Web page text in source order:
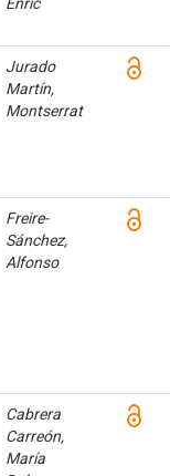
Jurado
Martín,
Montserrat
Freire-
Sánchez,
Alfonso
Cabrera
Carreón,
María